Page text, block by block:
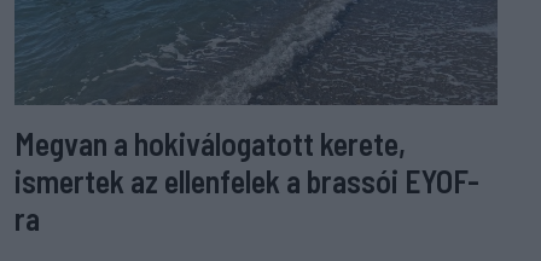
Megvan a hokiválogatott kerete,
ismertek az ellenfelek a brassói EYOF-
ra